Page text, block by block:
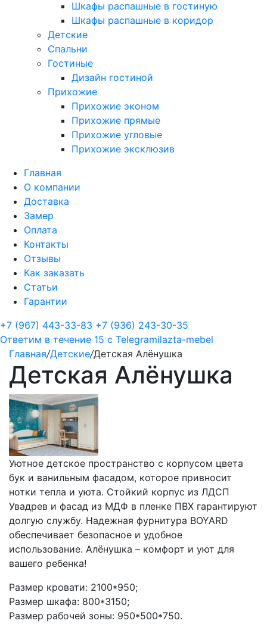
Шкафы распашные в гостиную
Шкафы распашные в коридор
Детские
Спальни
Гостиные
Дизайн гостиной
Прихожие
Прихожие эконом
Прихожие прямые
Прихожие угловые
Прихожие эксклюзив
Главная
О компании
Доставка
Замер
Оплата
Контакты
Отзывы
Как заказать
Статьи
Гарантии
+7 (967) 443-33-83 +7 (936) 243-30-35
Ответим в течение 15 с Telegramilazta-mebel
Главная/Детские/Детская Алёнушка
Детская Алёнушка
Уютное детское пространство с корпусом цвета
бук и ванильным фасадом, которое привносит
нотки тепла и уюта. Стойкий корпус из ЛДСП
Увадрев и фасад из МДФ в пленке ПВХ гарантируют
долгую службу. Надежная фурнитура BOYARD
обеспечивает безопасное и удобное
использование. Алёнушка – комфорт и уют для
вашего ребенка!
Размер кровати: 2100*950;
Размер шкафа: 800*3150;
Размер рабочей зоны: 950*500*750.